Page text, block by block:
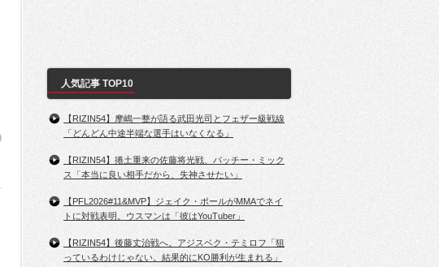
人気記事 TOP10
【RIZIN54】摩嶋一整が語る武田光司とフェザー級戦線
「どんどん中途半端な選手はいなくなる」
【RIZIN54】捲土重来の佐藤将光戦、パッチー・ミック
ス「本当に良い相手だから、失神させたい」
【PFL2026#11&MVP】ジェイク・ポールがMMAでネイ
トに対戦表明。ウスマンは「彼はYouTuber」
【RIZIN54】後藤丈治戦へ。アジスベク・テミロフ「狙
っているわけじゃない。結果的にKO勝利が生まれる」